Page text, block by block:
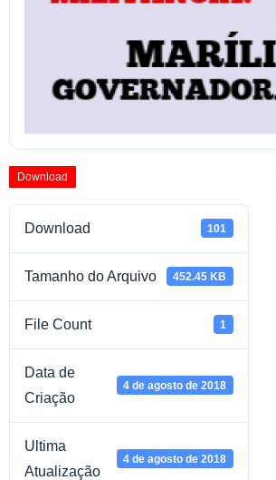
Download
Download 101
Tamanho do Arquivo 452.45 KB
File Count 1
Data de
Criação
4 de agosto de 2018
Ultima
Atualização
4 de agosto de 2018